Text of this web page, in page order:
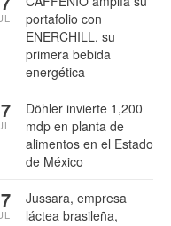
portafolio con
ENERCHILL, su
primera bebida
energética
Döhler invierte 1,200
mdp en planta de
alimentos en el Estado
de México
Jussara, empresa
láctea brasileña,